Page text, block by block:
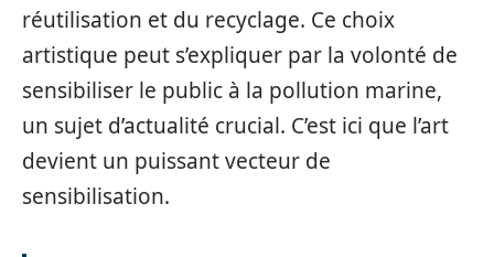
réutilisation et du recyclage. Ce choix
artistique peut s’expliquer par la volonté de
sensibiliser le public à la pollution marine,
un sujet d’actualité crucial. C’est ici que l’art
devient un puissant vecteur de
sensibilisation.